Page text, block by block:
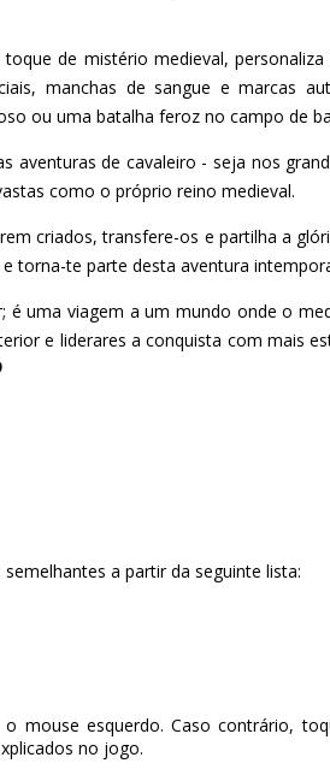
de mistério medieval,
manchas de sangue e marcas
ou uma batalha feroz no campo de
aventuras de cavaleiro - seja nos
como o próprio reino medieval.
criados, transfere-os e partilha a
torna-te parte desta aventura
é uma viagem a um mundo onde o
e liderares a conquista com mais
a partir da seguinte lista:
mouse esquerdo. Caso contrário,
no jogo.